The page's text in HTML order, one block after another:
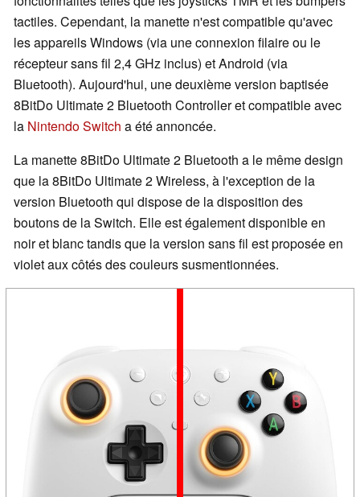
tactiles. Cependant, la manette n'est compatible qu'avec
les appareils Windows (via une connexion filaire ou le
récepteur sans fil 2,4 GHz inclus) et Android (via
Bluetooth). Aujourd'hui, une deuxième version baptisée
8BitDo Ultimate 2 Bluetooth Controller et compatible avec
la Nintendo Switch a été annoncée.
La manette 8BitDo Ultimate 2 Bluetooth a le même design
que la 8BitDo Ultimate 2 Wireless, à l'exception de la
version Bluetooth qui dispose de la disposition des
boutons de la Switch. Elle est également disponible en
noir et blanc tandis que la version sans fil est proposée en
violet aux côtés des couleurs susmentionnées.